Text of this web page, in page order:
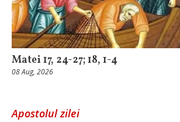
Matei 17, 24-27; 18, 1-4
08 Aug, 2026
Apostolul zilei